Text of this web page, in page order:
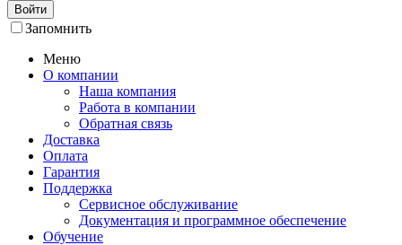
Войти
Запомнить
Меню
О компании
Наша компания
Работа в компании
Обратная связь
Доставка
Оплата
Гарантия
Поддержка
Сервисное обслуживание
Документация и программное обеспечение
Обучение